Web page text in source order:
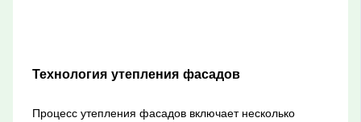
Технология утепления фасадов
Процесс утепления фасадов включает несколько